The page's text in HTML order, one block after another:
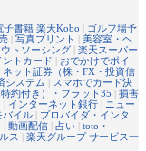
子書籍 楽天Kobo | ゴルフ場予
| 写真プリント | 美容室・ヘ
トソーシング | 楽天スーパー
ントカード | おでかけでポイ
ネット証券（株・FX・投資信
システム | スマホでカード決
約付き）・フラット35 | 損害
| インターネット銀行 | ニュー
バイル | プロバイダ・インタ
| 動画配信 | 占い | toto・
ス | 楽天グループ サービス一